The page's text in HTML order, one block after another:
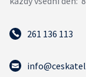
261 136 113